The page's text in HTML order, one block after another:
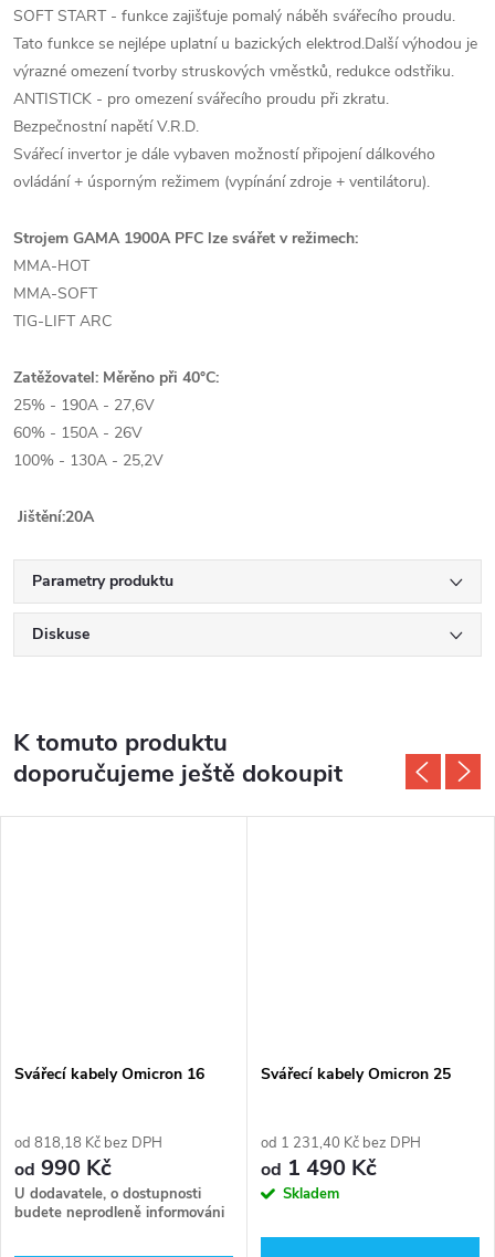
SOFT START - funkce zajišťuje pomalý náběh svářecího proudu.
Tato funkce se nejlépe uplatní u bazických elektrod.Další výhodou je
výrazné omezení tvorby struskových vměstků, redukce odstřiku.
ANTISTICK - pro omezení svářecího proudu při zkratu.
Bezpečnostní napětí V.R.D.
Svářecí invertor je dále vybaven možností připojení dálkového
ovládání + úsporným režimem (vypínání zdroje + ventilátoru).
Strojem GAMA 1900A PFC lze svářet v režimech:
MMA-HOT
MMA-SOFT
TIG-LIFT ARC
Zatěžovatel: Měrěno při 40°C:
25% - 190A - 27,6V
60% - 150A - 26V
100% - 130A - 25,2V
Jištění:20A
Parametry produktu
Diskuse
K tomuto produktu
doporučujeme ještě dokoupit
Svářecí kabely Omicron 16
od 818,18 Kč bez DPH
od 990 Kč
U dodavatele, o dostupnosti
budete neprodleně informováni
Svářecí kabely Omicron 25
od 1 231,40 Kč bez DPH
od 1 490 Kč
Skladem